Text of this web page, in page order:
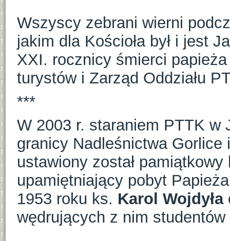
Wszyscy zebrani wierni
jakim dla Kościoła był i jest
XXI. rocznicy śmierci
turystów i Zarząd Oddziału
***
W 2003 r. staraniem PTTK w
granicy Nadleśnictwa
ustawiony został
upamiętniający pobyt
1953 roku ks. Karol Wojdyła
wędrujących z nim